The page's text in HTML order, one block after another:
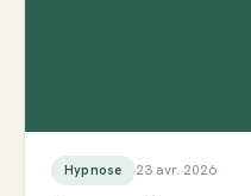
Hypnose 23 avr. 2026